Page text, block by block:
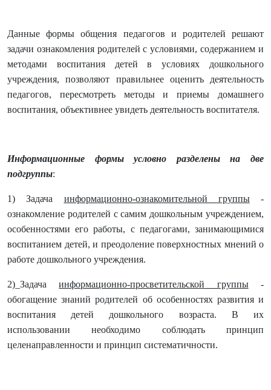
Данные формы общения педагогов и родителей решают
задачи ознакомления родителей с условиями, содержанием и
методами воспитания детей в условиях дошкольного
учреждения, позволяют правильнее оценить деятельность
педагогов, пересмотреть методы и приемы домашнего
воспитания, объективнее увидеть деятельность воспитателя.
Информационные формы условно разделены на две
подгруппы:
1) Задача информационно-ознакомительной группы-
ознакомление родителей с самим дошкольным учреждением,
особенностями его работы, с педагогами, занимающимися
воспитанием детей, и преодоление поверхностных мнений о
работе дошкольного учреждения.
2)_Задачаинформационно-просветительской группы-
обогащение знаний родителей об особенностях развития и
воспитания детей дошкольного возраста. В их
использовании необходимо соблюдать принцип
целенаправленности и принцип систематичности.